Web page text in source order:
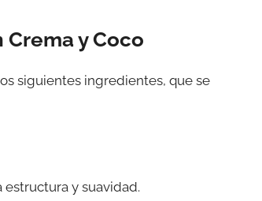
y Coco
siguientes ingredientes, que se
estructura y suavidad.